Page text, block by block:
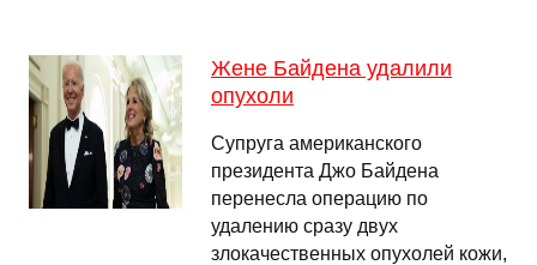
Жене Байдена удалили
опухоли
Супруга американского
президента Джо Байдена
перенесла операцию по
удалению сразу двух
злокачественных опухолей кожи,